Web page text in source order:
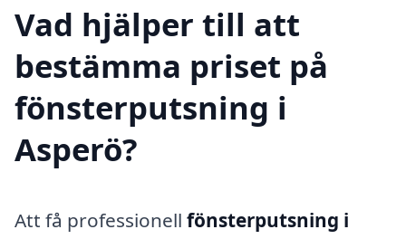
Vad hjälper till att
bestämma priset på
fönsterputsning i
Asperö?
Att få professionell fönsterputsning i